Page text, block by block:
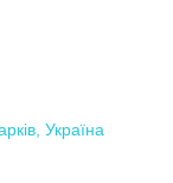
Україна